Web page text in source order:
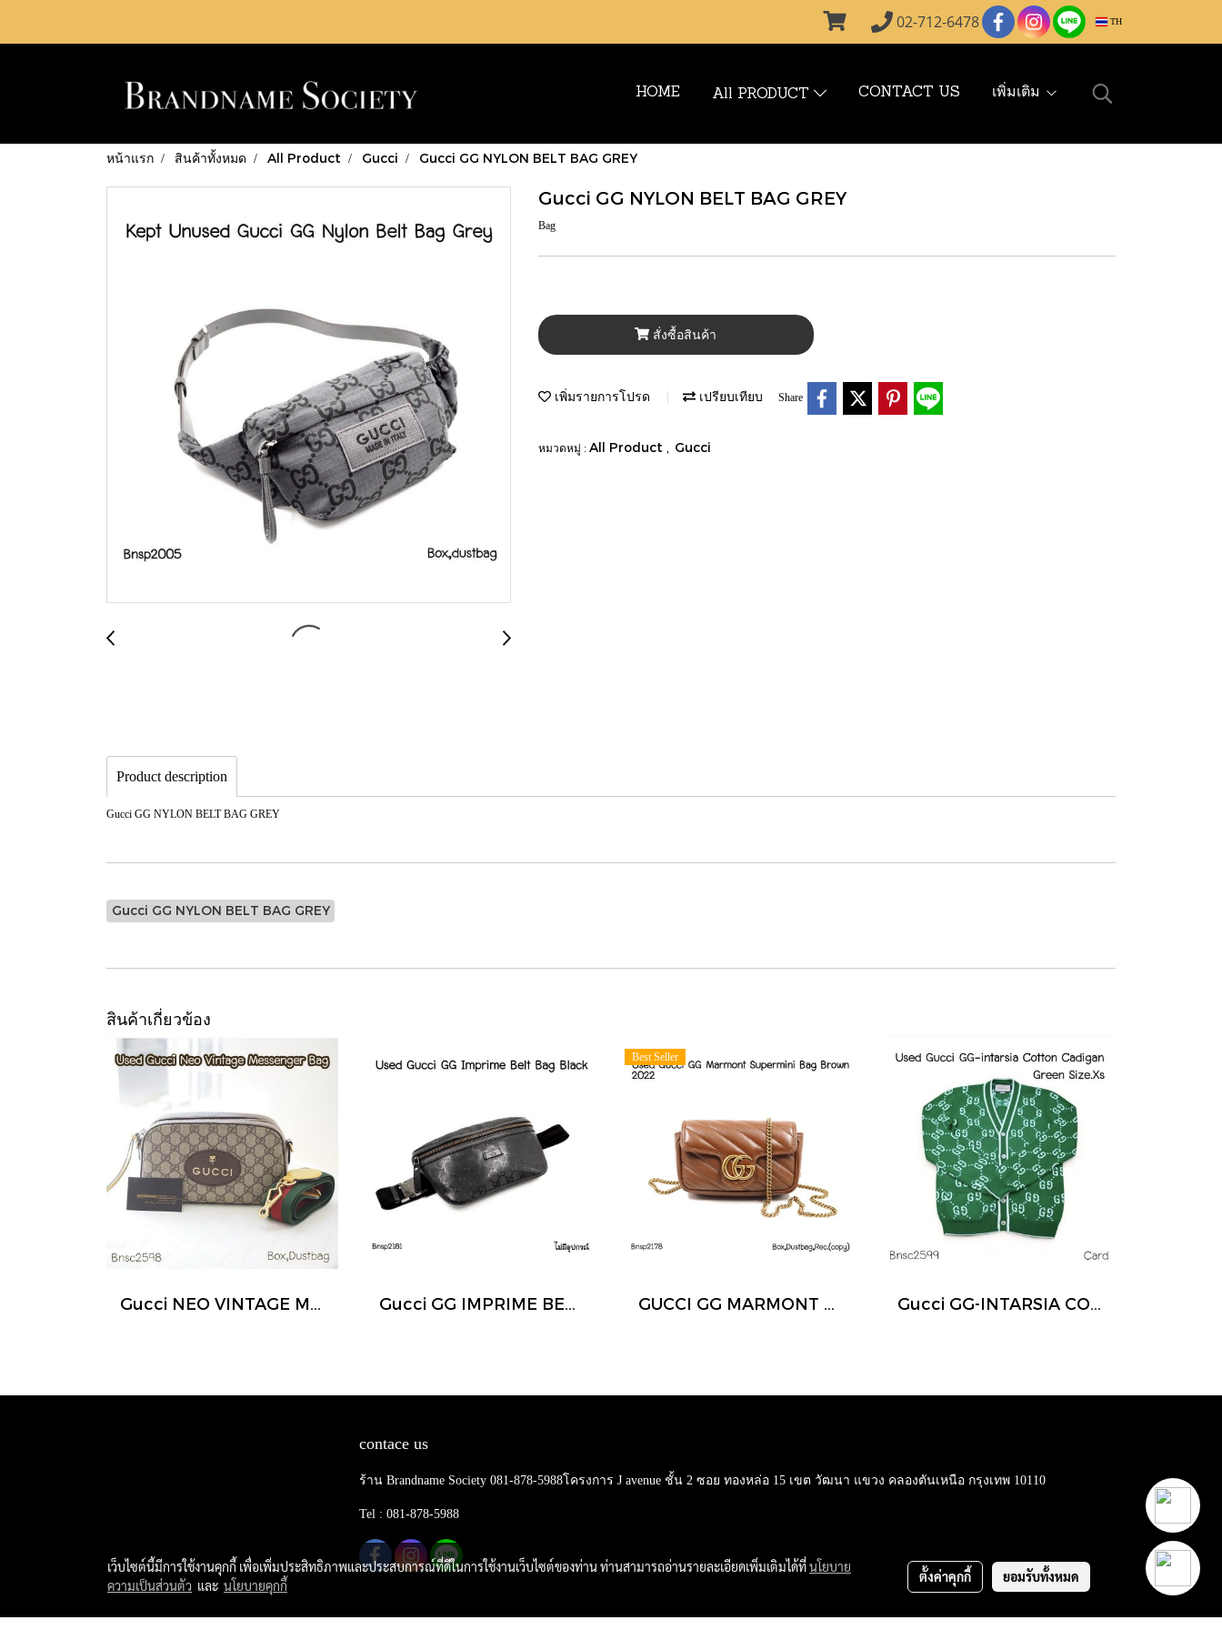
02-712-6478 TH
HOME All PRODUCT CONTACT US เพิ่มเติม
หน้าแรก สินค้าทั้งหมด All Product Gucci Gucci GG NYLON BELT BAG GREY
Gucci GG NYLON BELT BAG GREY
Bag
สั่งซื้อสินค้า
เพิ่มรายการโปรด เปรียบเทียบ Share
หมวดหมู่ : All Product Gucci
Product description
Gucci GG NYLON BELT BAG GREY
Gucci GG NYLON BELT BAG GREY
สินค้าเกี่ยวข้อง
Best Seller
contace us
ร้าน Brandname Society 081-878-5988โครงการ J avenue ชั้น 2 ซอย ทองหล่อ 15 เขต วัฒนา แขวง คลองตันเหนือ กรุงเทพ 10110
Tel : 081-878-5988
เว็บไซต์นี้มีการใช้งานคุกกี้ เพื่อเพิ่มประสิทธิภาพและประสบการณ์ที่ดีในการใช้งานเว็บไซต์ของท่าน ท่านสามารถอ่านรายละเอียดเพิ่มเติมได้ที่นโยบาย
ความเป็นส่วนตัว และ นโยบายคุกกี้
ตั้งค่าคุกกี้ ยอมรับทั้งหมด